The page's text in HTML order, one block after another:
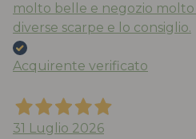
molto belle e negozio
diverse scarpe e lo consiglio.
Acquirente verificato
31 Luglio 2026